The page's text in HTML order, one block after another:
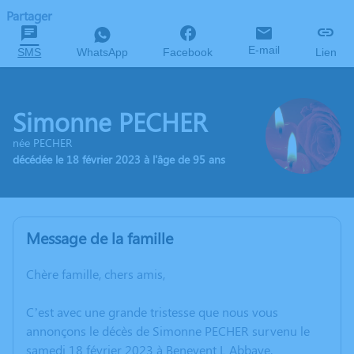
Partager
SMS WhatsApp Facebook E-mail Lien
Simonne PECHER
née PECHER
décédée le 18 février 2023 à l'âge de 95 ans
Message de la famille
Chère famille, chers amis,
C’est avec une grande tristesse que nous vous
annonçons le décès de Simonne PECHER survenu le
samedi 18 février 2023 à Benevent L Abbaye.